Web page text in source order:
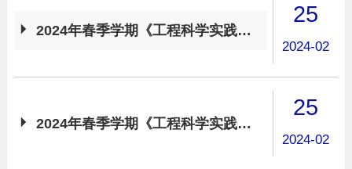
 2024年春季学期《工程科学实践》周五课表
25
2024-02
 2024年春季学期《工程科学实践》周四分组安排
25
2024-02